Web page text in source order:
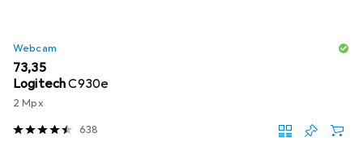
Webcam
EUR
73,35
LogitechC930e
2 Mpx
638